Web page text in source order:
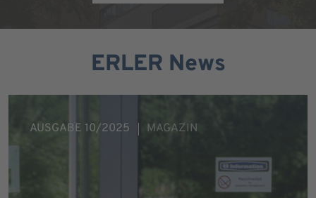
ERLER News
AUSGABE 10/2025 MAGAZIN